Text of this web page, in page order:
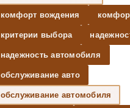
комфорт вождения
критерии выбора
надежность автомобиля
обслуживание авто
обслуживание автомобиля